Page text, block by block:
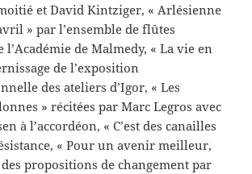
et David Kintziger, « Arlésienne
» par l’ensemble de flûtes
l’Académie de Malmedy, « La vie en
de l’exposition
des ateliers d’Igor, « Les
» récitées par Marc Legros avec
à l’accordéon, « C’est des canailles
« Pour un avenir meilleur,
propositions de changement par